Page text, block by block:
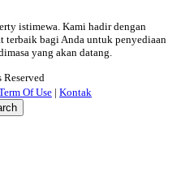
istimewa. Kami hadir dengan
terbaik bagi Anda untuk penyediaan
yang akan datang.
Of Use | Kontak